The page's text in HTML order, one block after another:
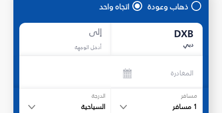
ذهاب وعودة اتجاه واحد
DXB
دبي
إلى
أدخل الوجهة
المغادرة
مسافر
1 مسافر
الدرجة
السياحية